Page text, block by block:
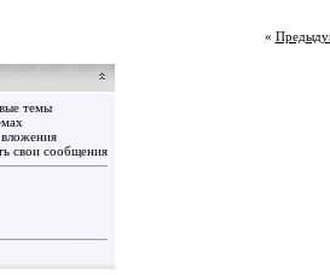
«
темы
свои сообщения